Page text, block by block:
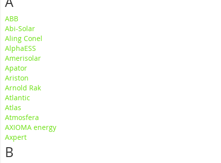
ABB
Abi-Solar
Aling Conel
AlphaESS
Amerisolar
Apator
Ariston
Arnold Rak
Atlantic
Atlas
Atmosfera
AXIOMA energy
Axpert
B